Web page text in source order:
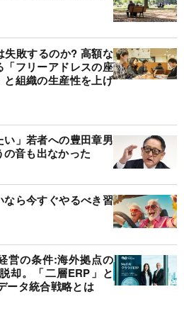
失敗するのか? 高額な
フリーアドレスの座
組織の生産性を上げ
い」若者への豊田章男
音も出なかった
なら今すぐやるべき習
営の条件:海外拠点の
却。「二層ERP」と
ータ統合戦略とは